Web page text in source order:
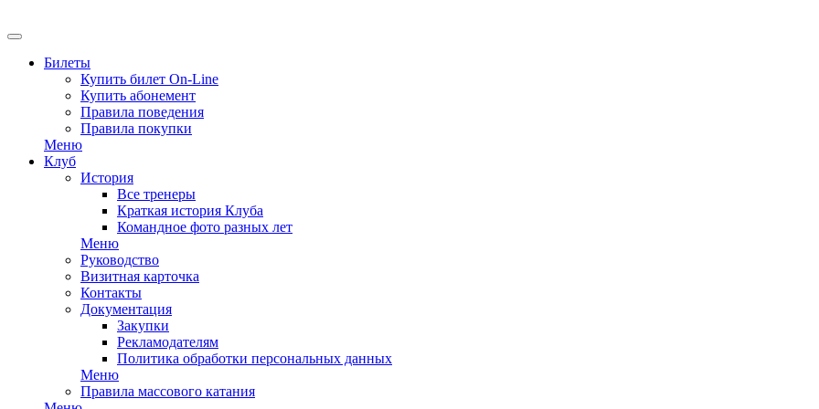
Билеты
Купить билет On-Line
Купить абонемент
Правила поведения
Правила покупки
Меню
Клуб
История
Все тренеры
Краткая история Клуба
Командное фото разных лет
Меню
Руководство
Визитная карточка
Контакты
Документация
Закупки
Рекламодателям
Политика обработки персональных данных
Меню
Правила массового катания